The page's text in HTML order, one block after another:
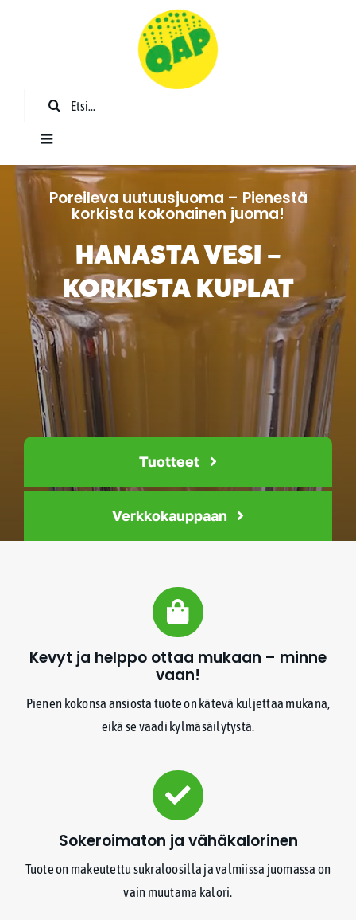
Etsi
Toggle
Navigation
QAP?
Kauppa
Käyttöohjeet
FAQ
Ota yhteyttä
Poreileva uutuusjuoma – Pienestä
korkista kokonainen juoma!
HANASTA VESI –
KORKISTA KUPLAT
Tuotteet
Verkkokauppaan
Kevyt ja helppo ottaa mukaan – minne
vaan!
Pienen kokonsa ansiosta tuote on kätevä kuljettaa mukana,
eikä se vaadi kylmäsäilytystä.
Sokeroimaton ja vähäkalorinen
Tuote on makeutettu sukraloosilla ja valmiissa juomassa on
vain muutama kalori.